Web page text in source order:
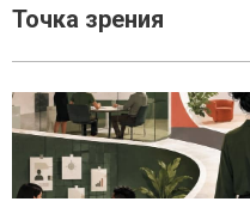
Точка зрения